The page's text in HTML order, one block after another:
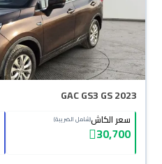
GAC GS3 GS 2023
سعر الكاش(شامل الضريبة)
30,700